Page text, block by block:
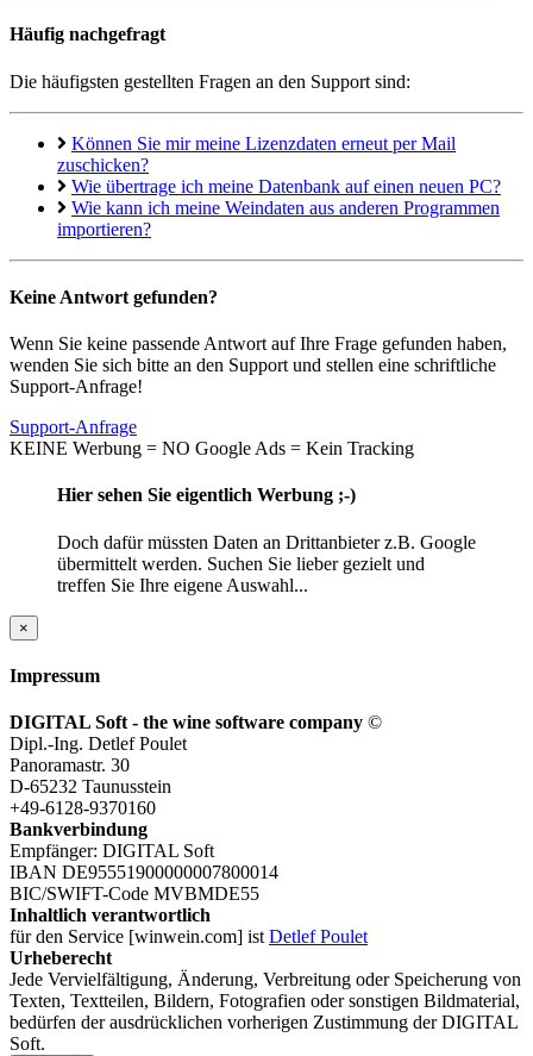
Häufig nachgefragt
Die häufigsten gestellten Fragen an den Support sind:
Können Sie mir meine Lizenzdaten erneut per Mail
zuschicken?
Wie übertrage ich meine Datenbank auf einen neuen PC?
Wie kann ich meine Weindaten aus anderen Programmen
importieren?
Keine Antwort gefunden?
Wenn Sie keine passende Antwort auf Ihre Frage gefunden haben,
wenden Sie sich bitte an den Support und stellen eine schriftliche
Support-Anfrage!
Support-Anfrage
KEINE Werbung = NO Google Ads = Kein Tracking
Hier sehen Sie eigentlich Werbung ;-)
Doch dafür müssten Daten an Drittanbieter z.B. Google
übermittelt werden. Suchen Sie lieber gezielt und
treffen Sie Ihre eigene Auswahl...
×
Impressum
DIGITAL Soft - the wine software company ©
Dipl.-Ing. Detlef Poulet
Panoramastr. 30
D-65232 Taunusstein
+49-6128-9370160
Bankverbindung
Empfänger: DIGITAL Soft
IBAN DE95551900000007800014
BIC/SWIFT-Code MVBMDE55
Inhaltlich verantwortlich
für den Service [winwein.com] ist Detlef Poulet
Urheberecht
Jede Vervielfältigung, Änderung, Verbreitung oder Speicherung von
Texten, Textteilen, Bildern, Fotografien oder sonstigen Bildmaterial,
bedürfen der ausdrücklichen vorherigen Zustimmung der DIGITAL
Soft.